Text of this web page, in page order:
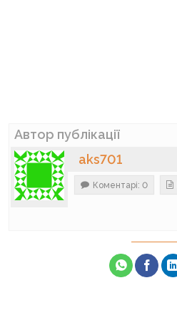
Автор публікації
aks701
Коментарі: 0